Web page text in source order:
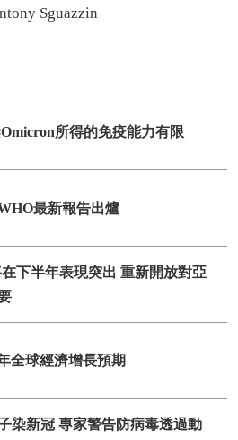
Sguazzin
所得的免疫能力有限
最新報告出爐
下半年表現突出 重新開放對亞
全球經濟增長預期
染新冠 專家警告防病毒透過動